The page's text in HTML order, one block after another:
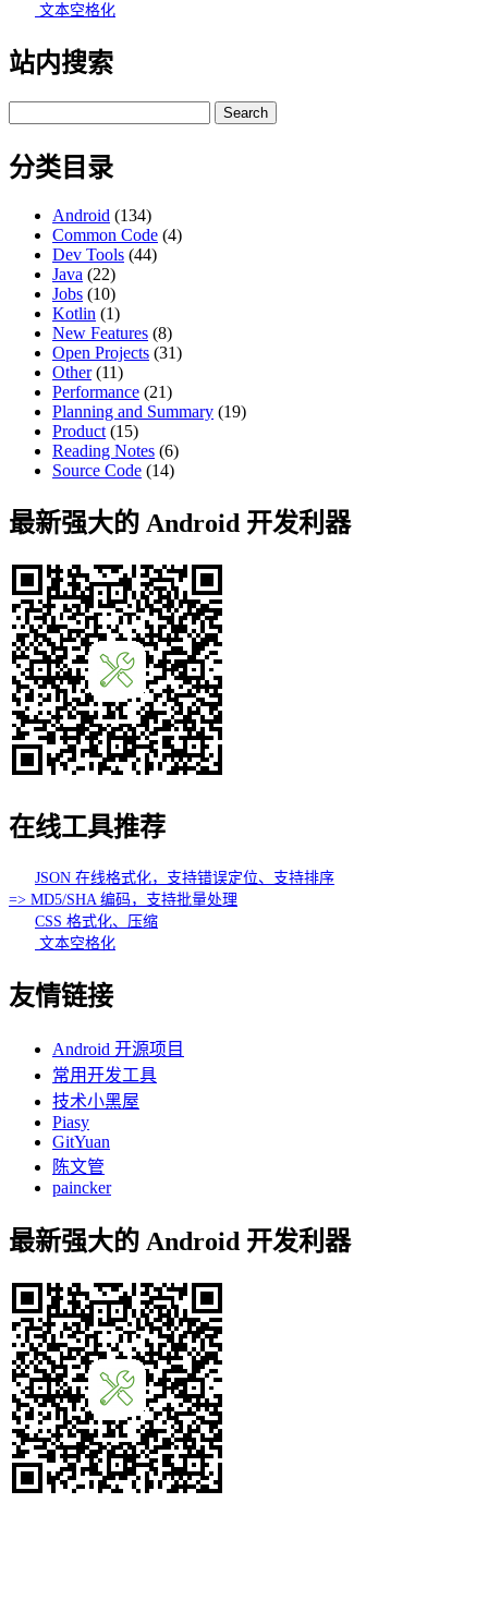
文本空格化
站内搜索
for:
分类目录
Android (134)
Common Code (4)
Dev Tools (44)
Java (22)
Jobs (10)
Kotlin (1)
New Features (8)
Open Projects (31)
Other(11)
Performance (21)
Planning and Summary (19)
Product (15)
Reading Notes (6)
Source Code (14)
最新强大的 Android 开发利器
在线工具推荐
JSON 在线格式化，支持错误定位、支持排序
=> MD5/SHA 编码，支持批量处理
CSS 格式化、压缩
文本空格化
友情链接
Android 开源项目
常用开发工具
技术小黑屋
Piasy
GitYuan
陈文管
paincker
最新强大的 Android 开发利器